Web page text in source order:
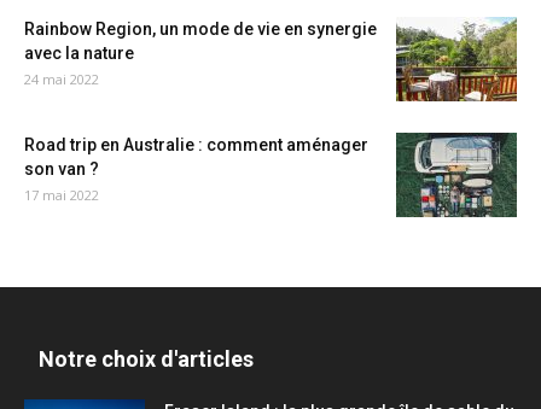
Rainbow Region, un mode de vie en synergie
avec la nature
24 mai 2022
Road trip en Australie : comment aménager
son van ?
17 mai 2022
Notre choix d'articles